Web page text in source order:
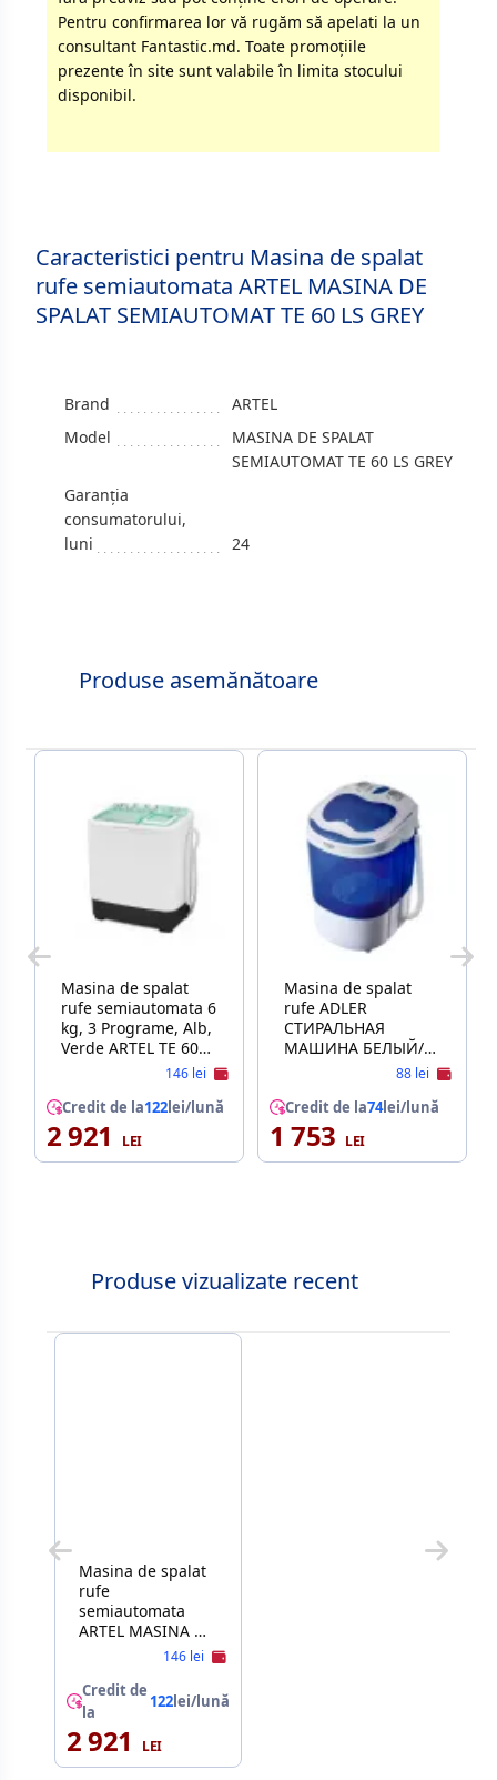
Pentru confirmarea lor vă rugăm să apelati la un
consultant Fantastic.md. Toate promoţiile
prezente în site sunt valabile în limita stocului
disponibil.
Caracteristici pentru Masina de spalat
rufe semiautomata ARTEL MASINA DE
SPALAT SEMIAUTOMAT TE 60 LS GREY
Brand
ARTEL
Model
MASINA DE SPALAT
SEMIAUTOMAT TE 60 LS GREY
Garanția
consumatorului,
luni
24
Produse asemănătoare
Masina de spalat
rufe semiautomata 6
kg, 3 Programe, Alb,
Verde ARTEL TE 60
146 lei
Credit de la122lei/lună
2 921
Masina de spalat
rufe ADLER
СТИРАЛЬНАЯ
МАШИНА БЕЛЫЙ/
СИНИЙ AD 805188 lei
Credit de la74lei/lună
1 753
Produse vizualizate recent
Masina de spalat
rufe
semiautomata
ARTEL MASINA DE
60 LS GREY
146 lei
Credit de
la
122lei/lună
2 921